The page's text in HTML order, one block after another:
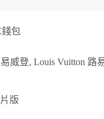
包
威登, Louis Vuitton 路
版